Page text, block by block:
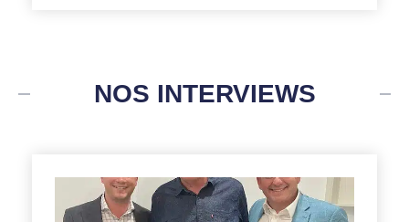
NOS INTERVIEWS